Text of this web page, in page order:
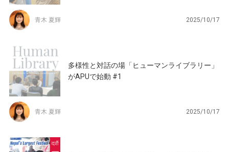
青木 夏輝 2025/10/17
多様性と対話の場「ヒューマンライブラリー」
がAPUで始動 #1
青木 夏輝 2025/10/17